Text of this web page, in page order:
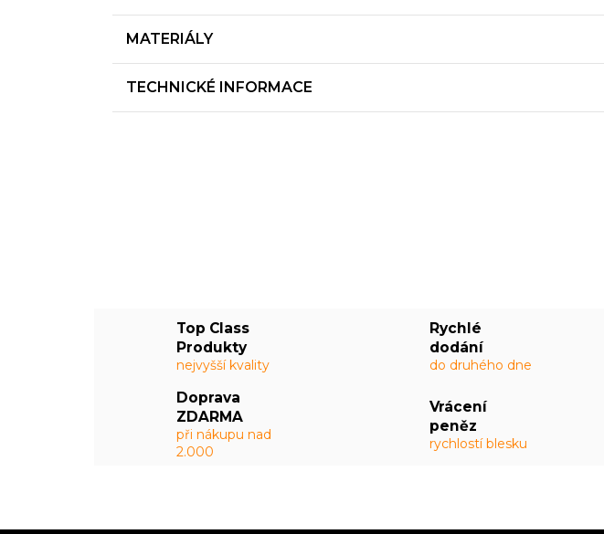
Top Class
Produkty
nejvyšší kvality
Rychlé
dodání
do druhého dne
Doprava
ZDARMA
při nákupu nad
2.000
Vrácení
peněz
rychlostí blesku
MATERIÁLY
TECHNICKÉ INFORMACE